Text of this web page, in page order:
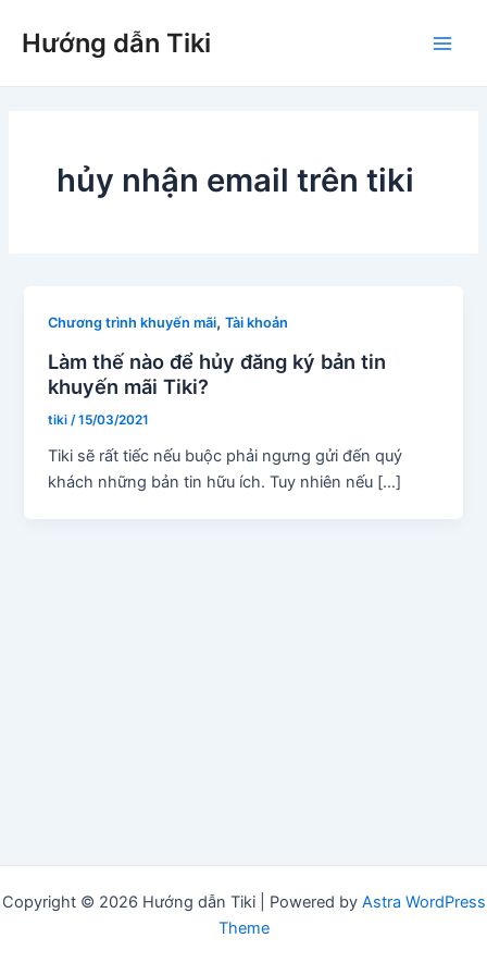
Hướng dẫn Tiki
hủy nhận email trên tiki
Chương trình khuyến mãi,Tài khoản
Làm thế nào để hủy đăng ký bản tin
khuyến mãi Tiki?
tiki/15/03/2021
Tiki sẽ rất tiếc nếu buộc phải ngưng gửi đến quý
khách những bản tin hữu ích. Tuy nhiên nếu […]
Copyright © 2026 Hướng dẫn Tiki | Powered by Astra WordPress
Theme